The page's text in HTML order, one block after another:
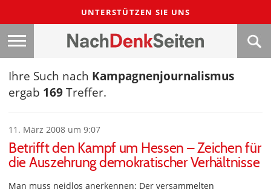
UNTERSTÜTZEN SIE UNS
Ihre Such nach Kampagnenjournalismus
ergab 169Treffer.
11. März 2008 um 9:07
Betrifft den Kampf um Hessen – Zeichen für
die Auszehrung demokratischer Verhältnisse
Man muss neidlos anerkennen: Der versammelten